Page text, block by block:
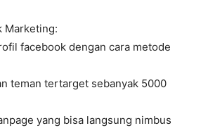
Marketing:
facebook dengan cara metode
teman tertarget sebanyak 5000
yang bisa langsung nimbus